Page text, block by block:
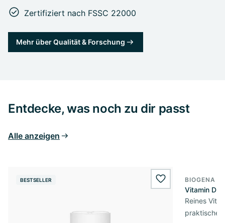
Zertifiziert nach FSSC 22000
Mehr über Qualität & Forschung
Entdecke, was noch zu dir passt
Alle anzeigen
BESTSELLER wishlist.add
BIOGENA
Vitamin D3
Reines
praktischer